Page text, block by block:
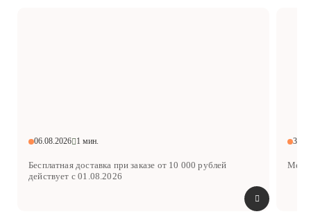
06.08.2026 1 мин.
Бесплатная доставка при заказе от 10 000 рублей
действует с 01.08.2026